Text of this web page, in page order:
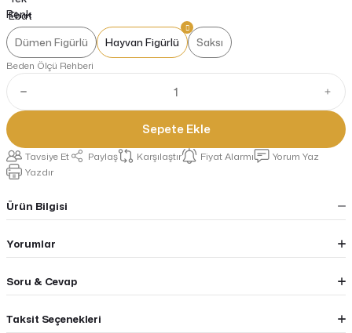
Renk
Dümen Figürlü
Hayvan Figürlü Saksı
Beden Ölçü Rehberi
Sepete Ekle
Tavsiye Et Paylaş Karşılaştır Fiyat Alarmı
Yorum Yaz
Yazdır
Ürün Bilgisi
Yorumlar
Soru & Cevap
Taksit Seçenekleri